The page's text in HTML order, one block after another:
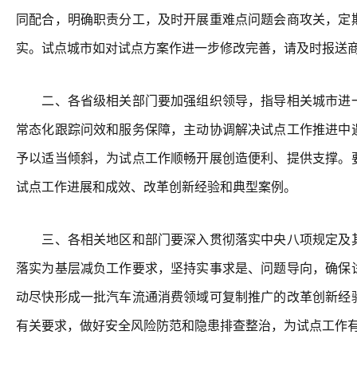
同配合，明确职责分工，及时开展重难点问题会商攻关，
实。试点城市如对试点方案作进一步修改完善，请及时报送
二、各省级相关部门要加强组织领导，指导相关城市进
常态化跟踪问效和服务保障，主动协调解决试点工作推进
予以适当倾斜，为试点工作顺畅开展创造便利、提供支撑
试点工作进展和成效、改革创新经验和典型案例。
三、各相关地区和部门要深入贯彻落实中央八项规定及
落实为基层减负工作要求，坚持实事求是、问题导向，确
动尽快形成一批汽车流通消费领域可复制推广的改革创新
有关要求，做好安全风险防范和隐患排查整治，为试点工作